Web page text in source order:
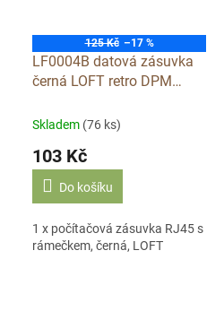
125 Kč –17 %
LF0004B datová zásuvka
černá LOFT retro DPM
Skladem (76 ks)
103 Kč
Do košíku
1 x počítačová zásuvka RJ45 s
rámečkem, černá, LOFT